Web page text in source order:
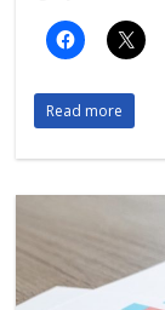
Read more